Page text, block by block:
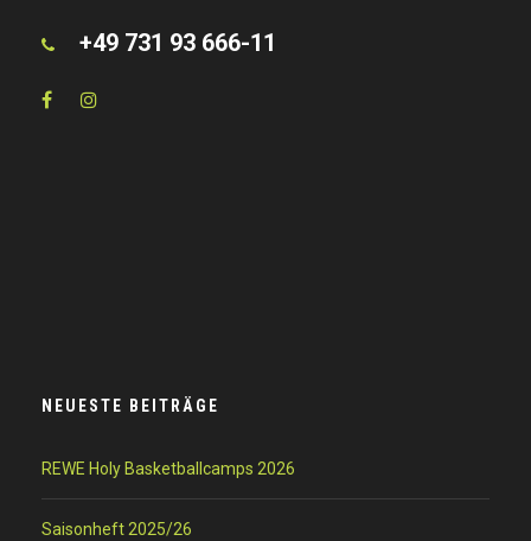
+49 731 93 666-11
NEUESTE BEITRÄGE
REWE Holy Basketballcamps 2026
Saisonheft 2025/26